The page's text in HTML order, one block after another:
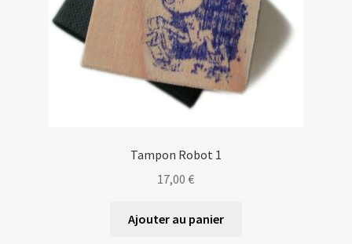
Tampon Robot 1
17,00€
Ajouter au panier